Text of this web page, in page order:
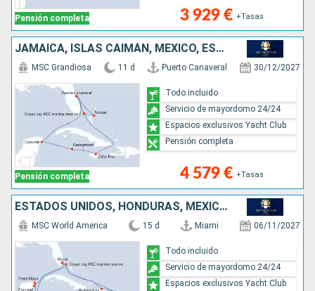
Pensión completa 3 929 € +Tasas
JAMAICA, ISLAS CAIMÁN, MÉXICO, ESTADOS UNIDOS, BAHAMAS
Pensión completa
MSC Grandiosa 11 d Puerto Canaveral 30/12/2027
4 579 € +Tasas
Todo incluido
Servicio de mayordomo 24/24
Espacios exclusivos Yacht Club
Pensión completa
ESTADOS UNIDOS, HONDURAS, MÉXICO, REPÚBLICA DOMINICANA, PORTO RICO, BAHAMAS
MSC World America 15 d Miami 06/11/2027
Todo incluido
Servicio de mayordomo 24/24
Espacios exclusivos Yacht Club